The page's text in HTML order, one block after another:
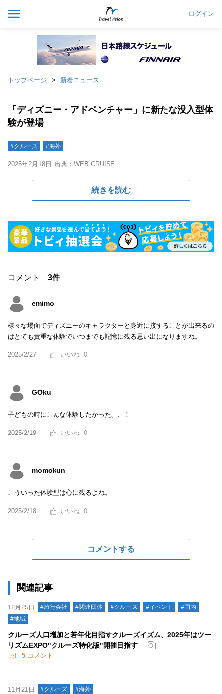
ログイン
トップページ 新着ニュース
「ディズニー・アドベンチャー」に新たな没入型体
験が登場
#クルーズ #海外
2025年2月18日 出典：WEB CRUISE
続きを読む
コメント 3件
emimo
様々な場面でディズニーのキャラクターと身近に接することが出来るの
はとても貴重な体験でいつまでも記憶に残る思い出になりますね。
2025/2/27 0
GOku
子どもの時にこんな体験したかった、、！
2025/2/19 0
momokun
こういった体験型は心に残るよね。
2025/2/18 0
コメントする
関連記事
12月25日 #旅行会社 #関連団体 #クルーズ #イベント
#国内
#地域
クルーズ人口増加と若年化目指すクルーズイズム、2025年はツー
リズムEXPO"クルーズ特化版"開催目指す
5 コメント
11月21日 #クルーズ #海外